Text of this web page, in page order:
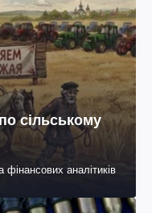
сільському
фінансових аналітиків